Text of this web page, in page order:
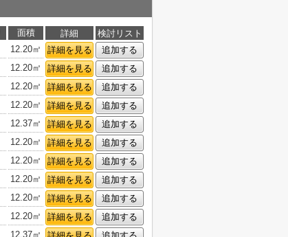
面積 詳細
検討リスト
12.20㎡ 詳細を見る
追加する
12.20㎡ 詳細を見る
追加する
12.20㎡ 詳細を見る
追加する
12.20㎡ 詳細を見る
追加する
12.37㎡ 詳細を見る
追加する
12.20㎡ 詳細を見る
追加する
12.20㎡ 詳細を見る
追加する
12.20㎡ 詳細を見る
追加する
12.20㎡ 詳細を見る
追加する
12.20㎡ 詳細を見る
追加する
12.37㎡